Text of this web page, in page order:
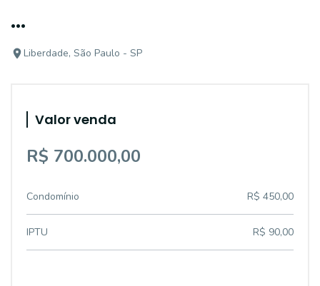
...
Liberdade, São Paulo - SP
Valor venda
R$ 700.000,00
Condomínio R$ 450,00
IPTU R$ 90,00